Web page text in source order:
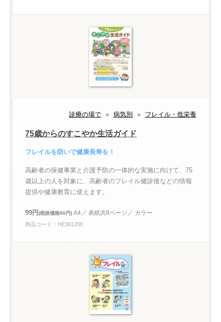
診療の場で » 病気別 » フレイル・低栄養
75歳からのすこやか生活ガイド
フレイルを防いで健康長寿を！
高齢者の保健事業と介護予防の一体的な実施に向けて、75
歳以上の人を対象に、高齢者のフレイル健診後などの情報
提供や健康教育に使えます。
99円(税抜価格90円) A4／ 表紙共8ページ／ カラー
商品コード：HE361200